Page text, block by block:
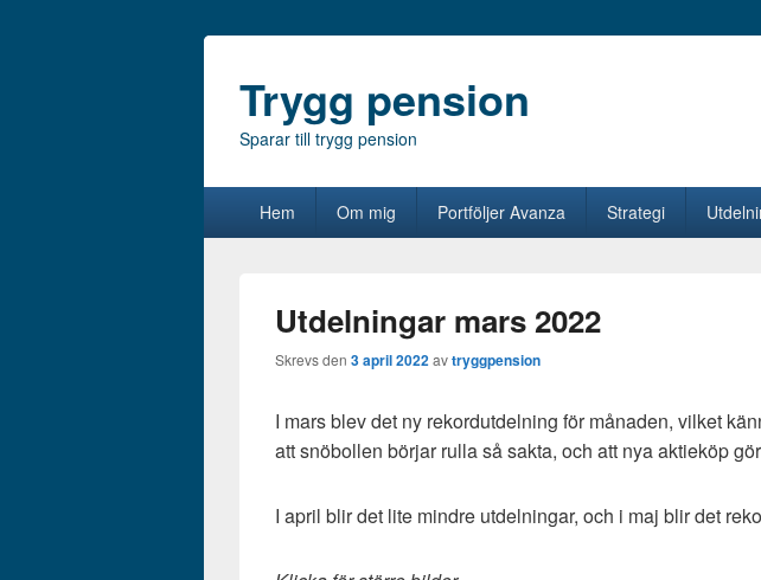
Trygg pension
Sparar till trygg pension
Hem Om mig Portföljer Avanza Strategi
Utdelningar mars 2022
Skrevs den 3 april 2022avtryggpension
I mars blev det ny rekordutdelning för månaden, vilket
att snöbollen börjar rulla så sakta, och att nya aktieköp
I april blir det lite mindre utdelningar, och i maj blir det